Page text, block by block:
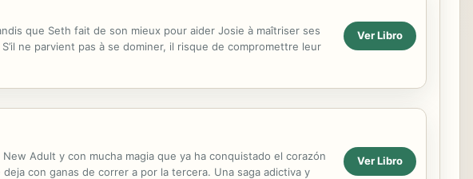
que Seth fait de son mieux pour aider Josie à maîtriser ses
ne parvient pas à se dominer, il risque de compromettre leur
Ver Libro
Adult y con mucha magia que ya ha conquistado el corazón
con ganas de correr a por la tercera. Una saga adictiva y
Ver Libro